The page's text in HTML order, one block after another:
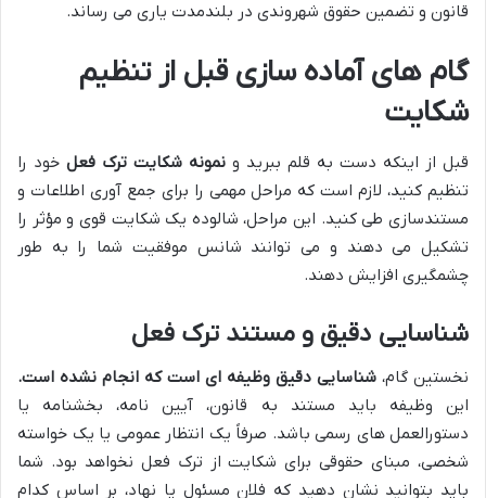
قانون و تضمین حقوق شهروندی در بلندمدت یاری می رساند.
گام های آماده سازی قبل از تنظیم
شکایت
قبل از اینکه دست به قلم ببرید و نمونه شکایت ترک فعل خود را
تنظیم کنید، لازم است که مراحل مهمی را برای جمع آوری اطلاعات و
مستندسازی طی کنید. این مراحل، شالوده یک شکایت قوی و مؤثر را
تشکیل می دهند و می توانند شانس موفقیت شما را به طور
چشمگیری افزایش دهند.
شناسایی دقیق و مستند ترک فعل
نخستین گام، شناسایی دقیق وظیفه ای است که انجام نشده است.
این وظیفه باید مستند به قانون، آیین نامه، بخشنامه یا
دستورالعمل های رسمی باشد. صرفاً یک انتظار عمومی یا یک خواسته
شخصی، مبنای حقوقی برای شکایت از ترک فعل نخواهد بود. شما
باید بتوانید نشان دهید که فلان مسئول یا نهاد، بر اساس کدام